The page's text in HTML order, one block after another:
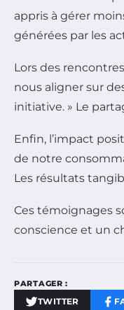
appris à gérer
générées par les
Lors des
nous aligner sur
initiative. » Le
Enfin, l’impact
de notre
Les résultats
Ces témoignages
conscience et un
PARTAGER :
TWITTER